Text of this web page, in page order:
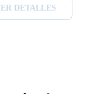
DETALLES